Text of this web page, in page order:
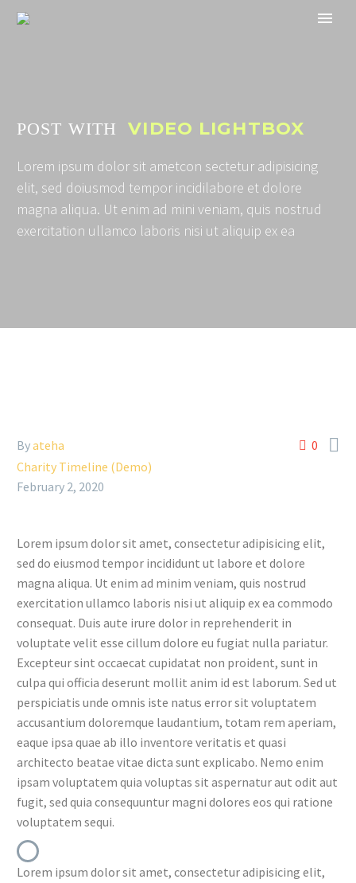
POST WITH VIDEO LIGHTBOX
Lorem ipsum dolor sit ametcon sectetur adipisicing
elit, sed doiusmod tempor incidilabore et dolore
magna aliqua. Ut enim ad mini veniam, quis nostrud
exercitation ullamco laboris nisi ut aliquip ex ea
0 
Byateha
Charity Timeline (Demo)
February 2, 2020
Lorem ipsum dolor sit amet, consectetur adipisicing elit,
sed do eiusmod tempor incididunt ut labore et dolore
magna aliqua. Ut enim ad minim veniam, quis nostrud
exercitation ullamco laboris nisi ut aliquip ex ea commodo
consequat. Duis aute irure dolor in reprehenderit in
voluptate velit esse cillum dolore eu fugiat nulla pariatur.
Excepteur sint occaecat cupidatat non proident, sunt in
culpa qui officia deserunt mollit anim id est laborum. Sed ut
perspiciatis unde omnis iste natus error sit voluptatem
accusantium doloremque laudantium, totam rem aperiam,
eaque ipsa quae ab illo inventore veritatis et quasi
architecto beatae vitae dicta sunt explicabo. Nemo enim
ipsam voluptatem quia voluptas sit aspernatur aut odit aut
fugit, sed quia consequuntur magni dolores eos qui ratione
voluptatem sequi.
Lorem ipsum dolor sit amet, consectetur adipisicing elit,